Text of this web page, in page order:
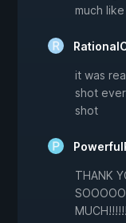
much
it was
shot
shot
THANK